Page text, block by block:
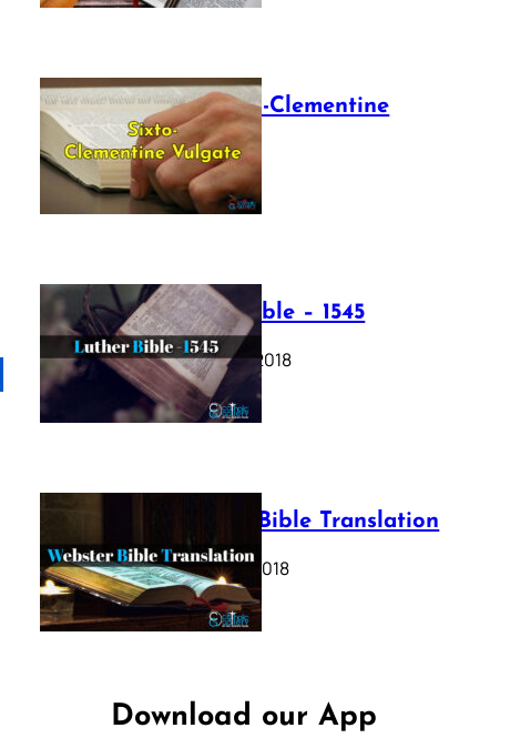
The Sixto-Clementine
Vulgate
July 12, 2025
Luther Bible – 1545
October 17, 2018
Webster Bible Translation
October 11, 2018
Download our App